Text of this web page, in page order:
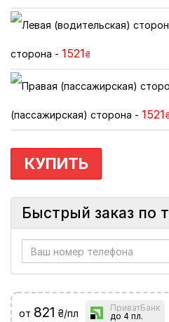
сторона - 1521₴
(пассажирская) сторона - 1521₴
КУПИТЬ
Быстрый заказ по
от 821 ₴/пл
ПриватБанк
до 4 пл.